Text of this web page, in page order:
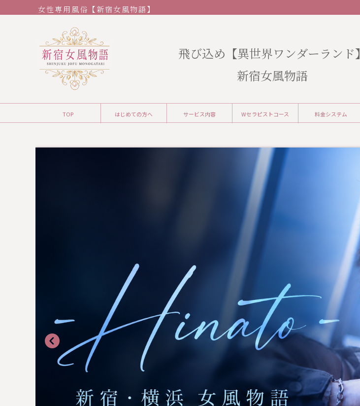
女性専用風俗【新宿女風物語】
飛び込め【異世界ワンダーランド】
新宿女風物語
TOP はじめての方へ サービス内容 Wセラピストコース 料金システム